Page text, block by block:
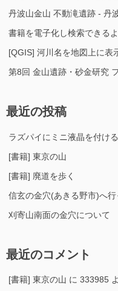
丹波山金山 不動滝遺跡 - 丹
書籍を電子化し検索できる
[QGIS] 河川名を地図上に表
第8回 金山遺跡・砂金研究
最近の投稿
ラズパイにミニ液晶を付ける
[書籍] 東京の山
[書籍] 廃道を歩く
信玄の金穴(あきる野市)へ行
刈寄山南面の金穴について
最近のコメント
[書籍] 東京の山 に 333985